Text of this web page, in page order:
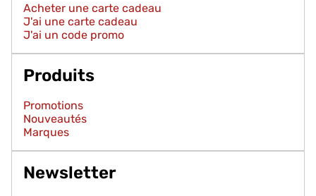
Acheter une carte cadeau
J'ai une carte cadeau
J'ai un code promo
Produits
Promotions
Nouveautés
Marques
Newsletter